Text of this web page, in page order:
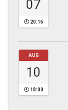
07
20:15
AUG
10
18:00